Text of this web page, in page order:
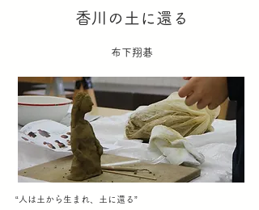
香川の土に還る
布下翔碁
“人は土から生まれ、土に還る”